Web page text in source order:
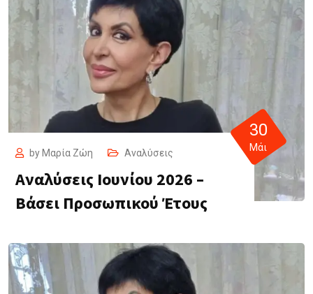
by Μαρία Ζώη Αναλύσεις
Αναλύσεις Ιουνίου 2026 –
Βάσει Προσωπικού Έτους
30
Μάι